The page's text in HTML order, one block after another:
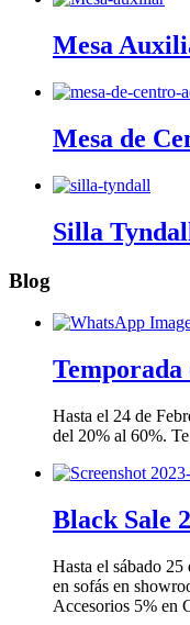
Mesa
Mesa de
Silla
Blog
Temporada
Hasta el 24 de
del 20% al 60%.
Black Sale
Hasta el sábado
en sofás en
Accesorios 5% en